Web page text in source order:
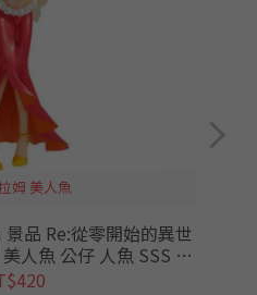
姆 美人魚
品 Re:從零開始的異世
人魚 公仔 人魚 SSS 從
RE0